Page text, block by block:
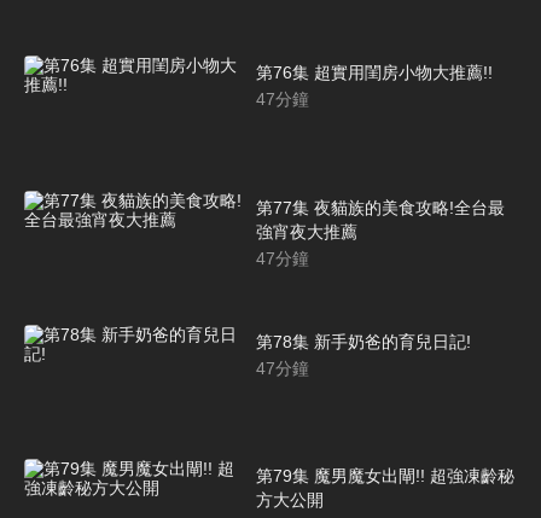
第76集 超實用閨房小物大推薦!!
47分鐘
第77集 夜貓族的美食攻略!全台最
強宵夜大推薦
47分鐘
第78集 新手奶爸的育兒日記!
47分鐘
第79集 魔男魔女出閘!! 超強凍齡秘
方大公開